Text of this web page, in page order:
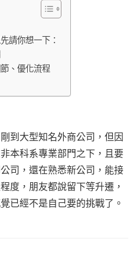
請你想一下：
、優化流程
到大型知名外商公司，但因
本科系專業部門之下，且要
司，還在熟悉新公司，能接
度，朋友都說留下等升遷，
已經不是自己要的挑戰了。